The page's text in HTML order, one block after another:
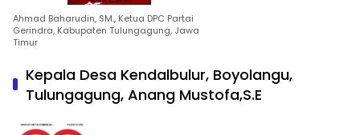
Ahmad Baharudin, SM., Ketua DPC Partai
Gerindra, Kabupaten Tulungagung, Jawa
Timur
Kepala Desa Kendalbulur, Boyolangu,
Tulungagung, Anang Mustofa,S.E